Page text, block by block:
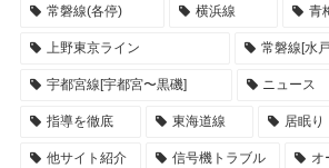
常磐線(各停) 横浜線 青
上野東京ライン 常磐線[水
宇都宮線[宇都宮〜黒磯] ニュース
指導を徹底 東海道線 居眠り
他サイト紹介 信号機トラブル オ